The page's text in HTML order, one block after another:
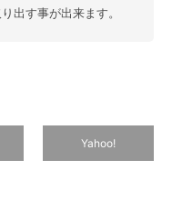
出す事が出来ます。
Yahoo!